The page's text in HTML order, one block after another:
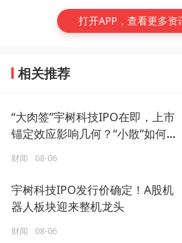
打开APP，查看更多资
相关推荐
“大肉签”宇树科技IPO在即，上市
锚定效应影响几何？“小散”如何
财闻 08-06
宇树科技IPO发行价确定！A股机
器人板块迎来整机龙头
财闻 08-06